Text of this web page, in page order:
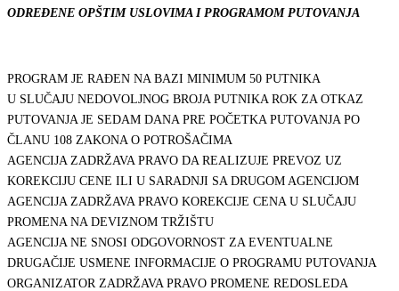
ODREĐENE OPŠTIM USLOVIMA I PROGRAMOM PUTOVANJA
PROGRAM JE RAĐEN NA BAZI MINIMUM 50 PUTNIKA
U SLUČAJU NEDOVOLJNOG BROJA PUTNIKA ROK ZA OTKAZ
PUTOVANJA JE SEDAM DANA PRE POČETKA PUTOVANJA PO
ČLANU 108 ZAKONA O POTROŠAČIMA
AGENCIJA ZADRŽAVA PRAVO DA REALIZUJE PREVOZ UZ
KOREKCIJU CENE ILI U SARADNJI SA DRUGOM AGENCIJOM
AGENCIJA ZADRŽAVA PRAVO KOREKCIJE CENA U SLUČAJU
PROMENA NA DEVIZNOM TRŽIŠTU
AGENCIJA NE SNOSI ODGOVORNOST ZA EVENTUALNE
DRUGAČIJE USMENE INFORMACIJE O PROGRAMU PUTOVANJA
ORGANIZATOR ZADRŽAVA PRAVO PROMENE REDOSLEDA